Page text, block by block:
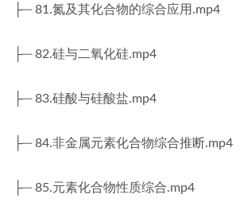
├─ 81.氮及其化合物的综合应用.mp4
├─ 82.硅与二氧化硅.mp4
├─ 83.硅酸与硅酸盐.mp4
├─ 84.非金属元素化合物综合推断.mp4
├─ 85.元素化合物性质综合.mp4